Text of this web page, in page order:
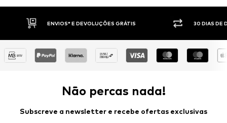
30 DIAS DE DIREITO DE DEVOLUÇÃO
Não percas nada!
Subscreve a newsletter e recebe ofertas exclusivas